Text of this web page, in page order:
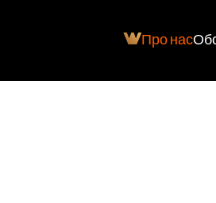
Про нас